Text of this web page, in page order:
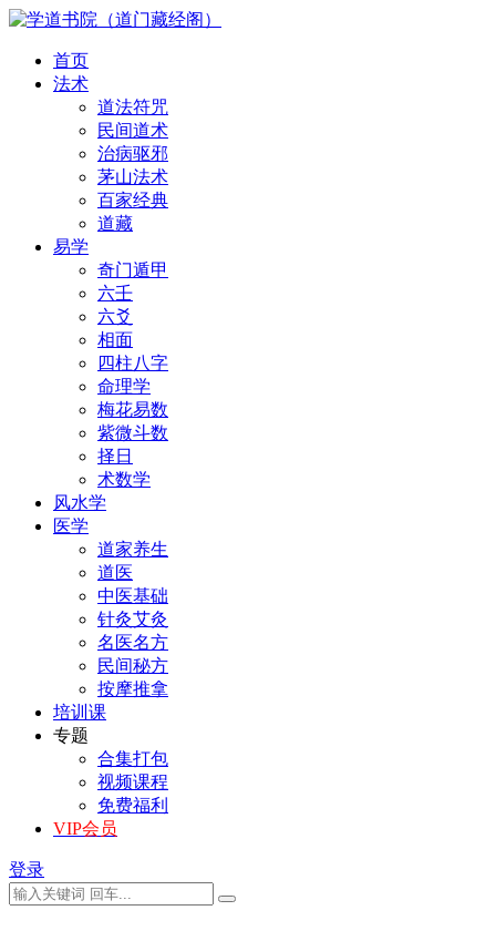
首页
法术
道法符咒
民间道术
治病驱邪
茅山法术
百家经典
道藏
易学
奇门遁甲
六壬
六爻
相面
四柱八字
命理学
梅花易数
紫微斗数
择日
术数学
风水学
医学
道家养生
道医
中医基础
针灸艾灸
名医名方
民间秘方
按摩推拿
培训课
专题
合集打包
视频课程
免费福利
VIP会员
登录